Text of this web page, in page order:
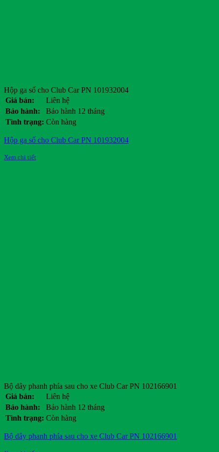
Hộp ga số cho Club Car PN 101932004
Giá bán:
Liên hệ
Bảo hành:
Bảo hành 12 tháng
Tình trạng: Còn hàng
Hộp ga số cho Club Car PN 101932004
Xem chi tiết
Bộ dây phanh phía sau cho xe Club Car PN 102166901
Giá bán:
Liên hệ
Bảo hành:
Bảo hành 12 tháng
Tình trạng: Còn hàng
Bộ dây phanh phía sau cho xe Club Car PN 102166901